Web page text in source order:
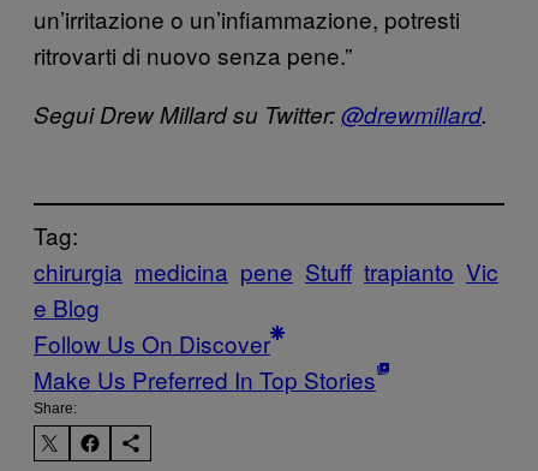
un’irritazione o un’infiammazione, potresti
ritrovarti di nuovo senza pene.”
Segui Drew Millard su Twitter:@drewmillard.
Tag:
chirurgia medicina pene Stuff trapianto Vic
e Blog
Follow Us On Discover
Make Us Preferred In Top Stories
Share: